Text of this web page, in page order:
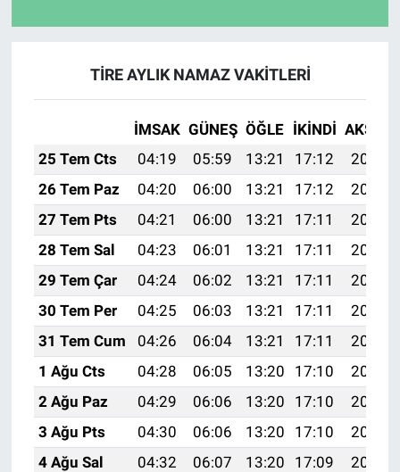
TİRE AYLIK NAMAZ VAKITLERI
İMSAK GÜNEŞ ÖĞLE İKINDI AKŞAM
25 Tem Cts
04:19 05:59 13:21 17:12
20:33
26 Tem Paz
04:20 06:00 13:21 17:12
20:32
27 Tem Pts
04:21 06:00 13:21 17:11
20:31
28 Tem Sal
04:23 06:01 13:21 17:11
20:30
29 Tem Çar
04:24 06:02 13:21 17:11
20:29
30 Tem Per
04:25 06:03 13:21 17:11
20:28
31 Tem Cum
04:26 06:04 13:21 17:11
20:27
1 Ağu Cts
04:28 06:05 13:20 17:10
20:26
2 Ağu Paz
04:29 06:06 13:20 17:10
20:25
3 Ağu Pts
04:30 06:06 13:20 17:10
20:24
4 Ağu Sal
04:32 06:07 13:20 17:09
20:23